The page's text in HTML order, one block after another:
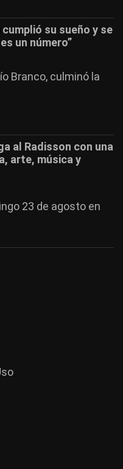
su sueño y se
un número”
Branco, culminó la
al Radisson con una
arte, música y
23 de agosto en